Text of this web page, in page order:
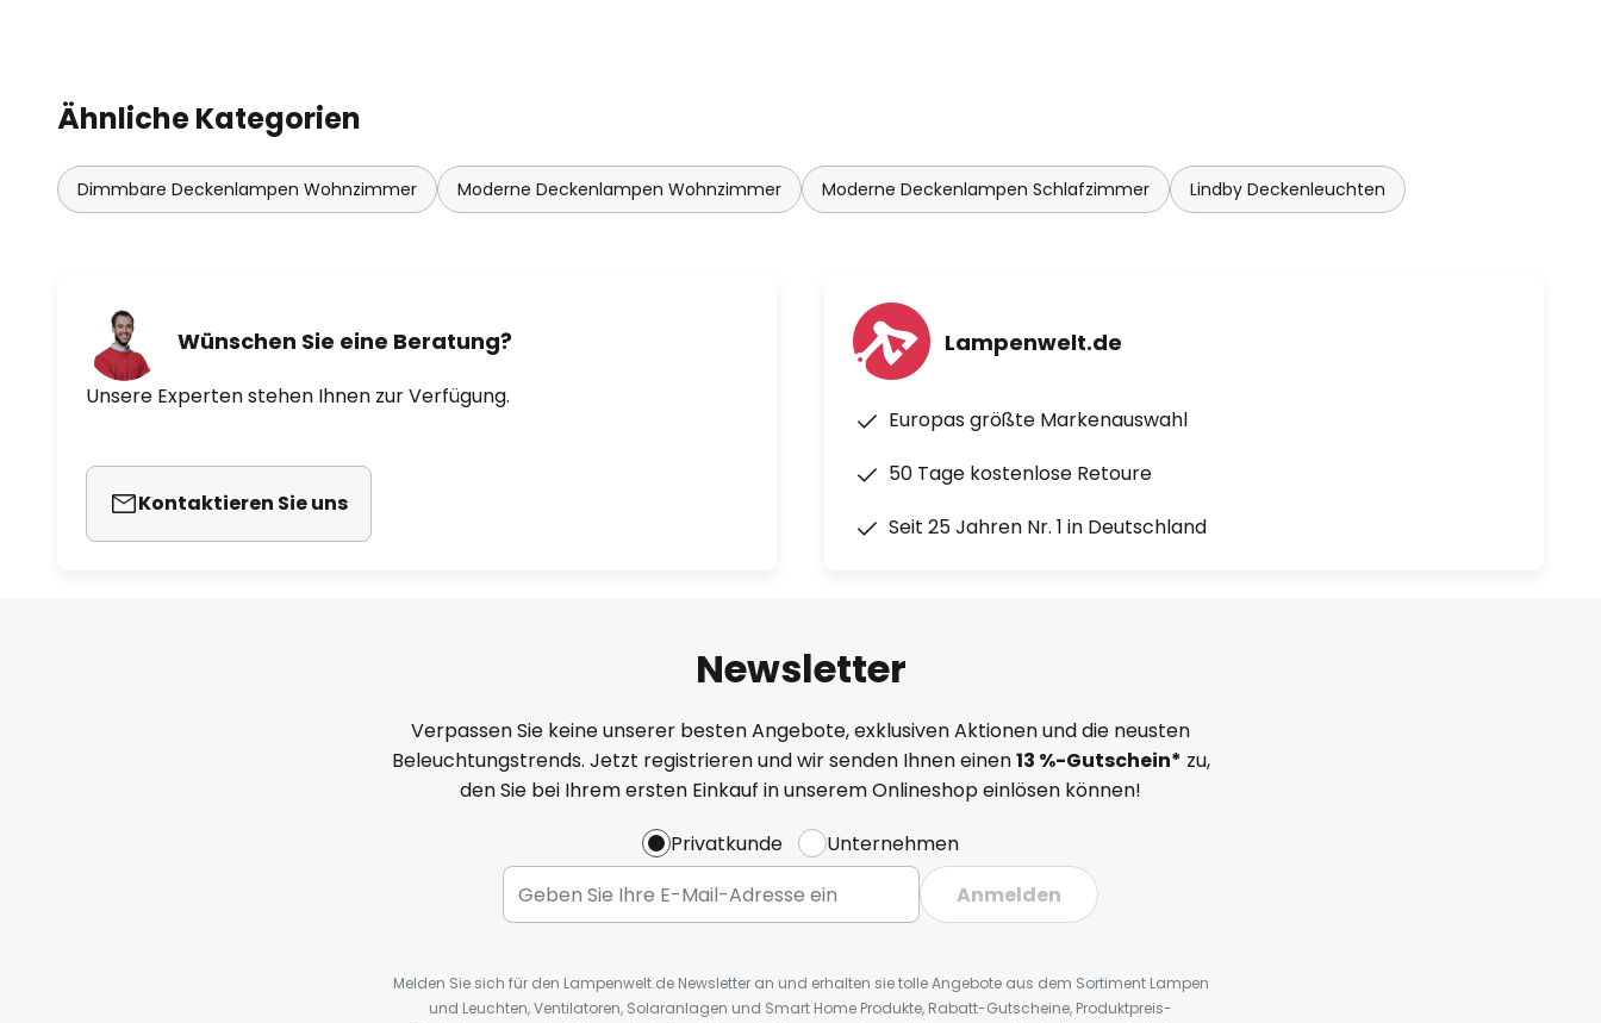
Ähnliche Kategorien
Dimmbare Deckenlampen Wohnzimmer Moderne Deckenlampen Wohnzimmer Moderne Deckenlampen Schlafzimmer Lindby Deckenleuchten
Wünschen Sie eine Beratung?
Unsere Experten stehen Ihnen zur Verfügung.
Kontaktieren Sie uns
Lampenwelt.de
Europas größte Markenauswahl
50 Tage kostenlose Retoure
Seit 25 Jahren Nr. 1 in Deutschland
Newsletter
Verpassen Sie keine unserer besten Angebote, exklusiven Aktionen und die neusten
Beleuchtungstrends. Jetzt registrieren und wir senden Ihnen einen13 %-Gutschein* zu,
den Sie bei Ihrem ersten Einkauf in unserem Onlineshop einlösen können!
Privatkunde
Unternehmen
Anmelden
Melden Sie sich für den Lampenwelt.de Newsletter an und erhalten sie tolle Angebote aus dem Sortiment Lampen
und Leuchten, Ventilatoren, Solaranlagen und Smart Home Produkte, Rabatt-Gutscheine, Produktpreis-